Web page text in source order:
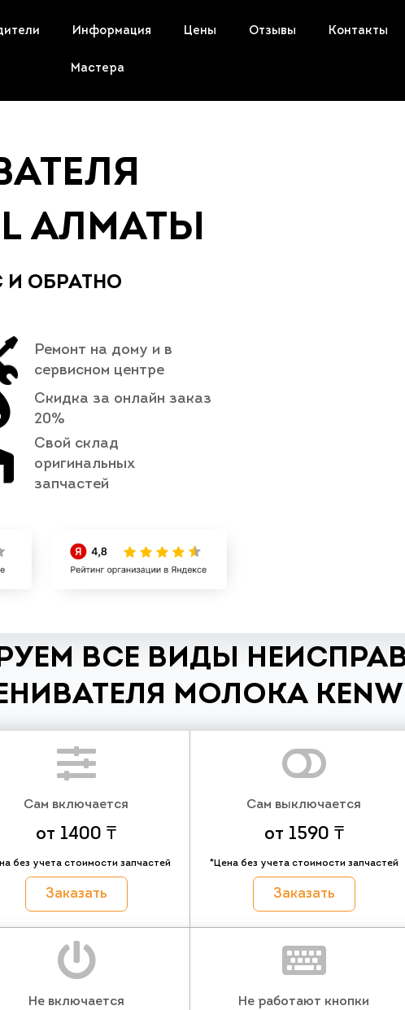
Информация Цены Отзывы Контакты
Мастера
АЛМАТЫ
И ОБРАТНО
Ремонт на дому и в
сервисном центре
Скидка за онлайн заказ
20%
Свой склад
оригинальных
запчастей
ВСЕ ВИДЫ
МОЛОКА
Сам включается
от 1400 ₸
без учета стоимости запчастей
Заказать
Сам выключается
от 1590 ₸
*Цена без учета стоимости запчастей
Заказать
Не включается Не работают кнопки